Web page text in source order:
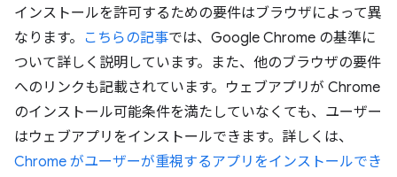
インストールを許可するための要件はブラウザによって異
なります。 こちらの記事では、Google Chrome の基準に
ついて詳しく説明しています。また、他のブラウザの要件
へのリンクも記載されています。ウェブアプリが Chrome
のインストール可能条件を満たしていなくても、ユーザー
はウェブアプリをインストールできます。詳しくは、
Chrome がユーザーが重視するアプリをインストールでき